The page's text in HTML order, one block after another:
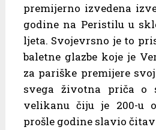
premijerno izvedena
godine na Peristilu u
ljeta. Svojevrsno je to
baletne glazbe koje je
za pariške premijere
svega životna priča o
velikanu čiju je 200-u
prošle godine slavio